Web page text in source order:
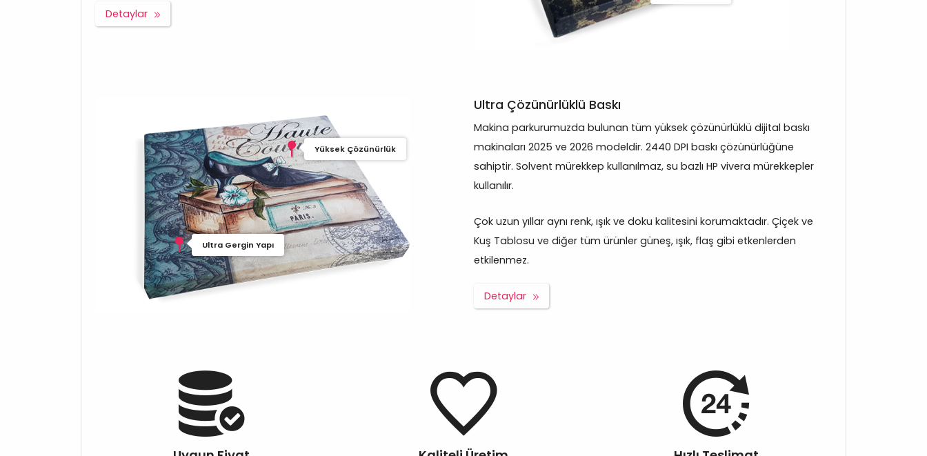
Detaylar
Yüksek Çözünürlük
Ultra Gergin Yapı
Ultra Çözünürlüklü Baskı
Makina parkurumuzda bulunan tüm yüksek çözünürlüklü dijital baskı
makinaları 2025 ve 2026 modeldir. 2440 DPI baskı çözünürlüğüne
sahiptir. Solvent mürekkep kullanılmaz, su bazlı HP vivera mürekkepler
kullanılır.
Çok uzun yıllar aynı renk, ışık ve doku kalitesini korumaktadır. Çiçek ve
Kuş Tablosu ve diğer tüm ürünler güneş, ışık, flaş gibi etkenlerden
etkilenmez.
Detaylar